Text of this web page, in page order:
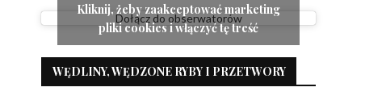
Dołącz do obserwatorów
Kliknij, żeby zaakceptować marketing
pliki cookies i włączyć tę treść
WĘDLINY, WĘDZONE RYBY I PRZETWORY